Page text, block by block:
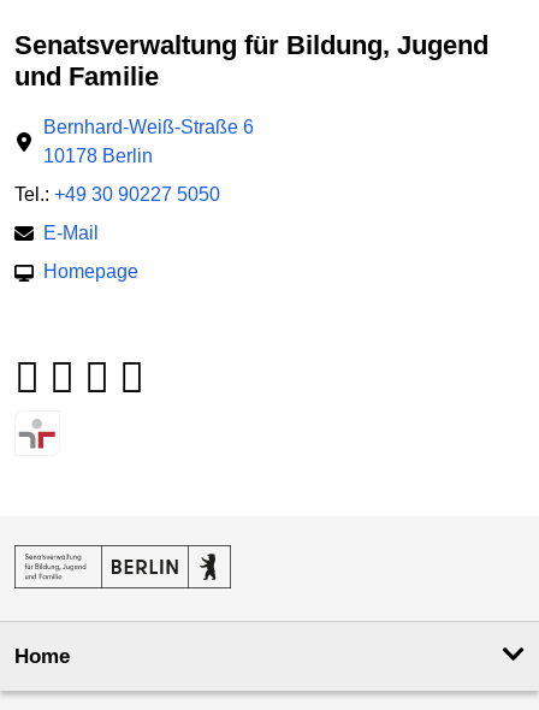
Senatsverwaltung für Bildung, Jugend
und Familie
Bernhard-Weiß-Straße 6
10178 Berlin
Tel.: +49 30 90227 5050
E-Mail
Homepage
Home